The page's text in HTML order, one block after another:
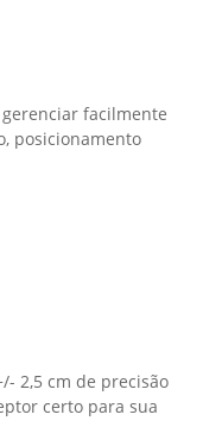
facilmente
posicionamento
2,5 cm de precisão
certo para sua